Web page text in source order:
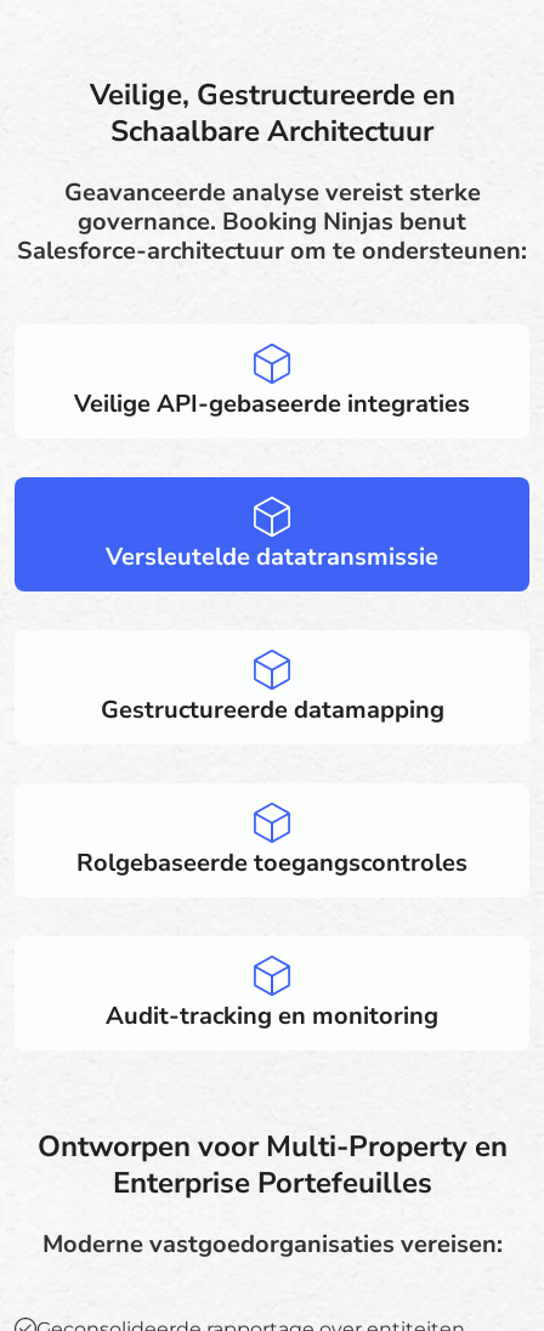
Veilige, Gestructureerde en
Schaalbare Architectuur
Geavanceerde analyse vereist sterke
governance. Booking Ninjas benut
Salesforce-architectuur om te ondersteunen:
Veilige API-gebaseerde integraties
Versleutelde datatransmissie
Gestructureerde datamapping
Rolgebaseerde toegangscontroles
Audit-tracking en monitoring
Ontworpen voor Multi-Property en
Enterprise Portefeuilles
Moderne vastgoedorganisaties vereisen: